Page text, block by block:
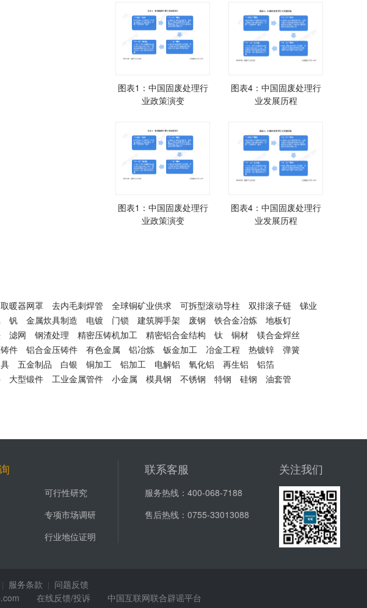
图表1：中国固废处理行
业政策演变
图表4：中国固废处理行
业发展历程
图表1：中国固废处理行
业政策演变
图表4：中国固废处理行
业发展历程
取暖器网罩 去内毛刺焊管 全球铜矿业供求 可拆型滚动导柱 双排滚子链
锑业
钒 金属炊具制造 电镀 门锁 建筑脚手架 废钢 铁合金冶炼
地板钉
滤网 钢渣处理 精密压铸机加工 精密铝合金结构 钛 铜材
镁合金焊丝
件 铝合金压铸件 有色金属 铝冶炼 钣金加工 冶金工程 热镀锌
弹簧
五金制品 白银 铜加工 铝加工 电解铝 氧化铝 再生铝
铝箔
大型锻件 工业金属管件 小金属 模具钢 不锈钢 特钢 硅钢
油套管
可行性研究
专项市场调研
行业地位证明
联系客服
服务热线： 400-068-7188
售后热线： 0755-33013088
关注我们
服务条款
问题反馈
在线反馈/投诉 中国互联网联合辟谣平台